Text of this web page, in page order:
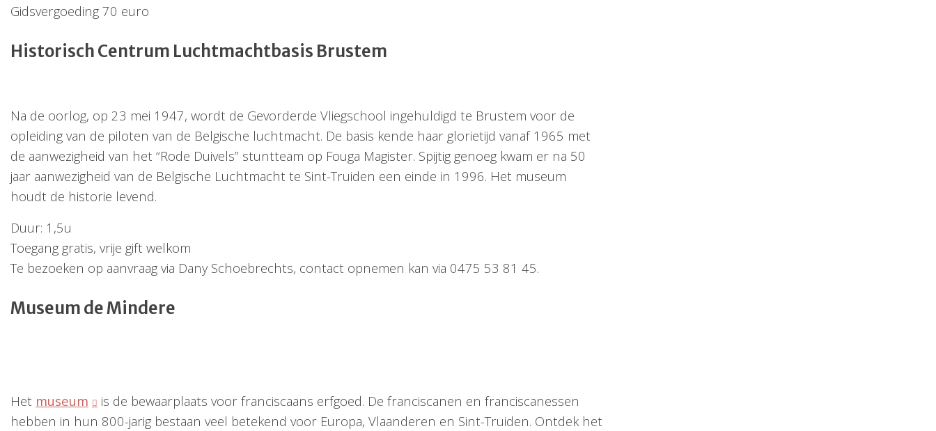
Gidsvergoeding 70 euro
Historisch Centrum Luchtmachtbasis Brustem
Na de oorlog, op 23 mei 1947, wordt de Gevorderde Vliegschool ingehuldigd te Brustem voor de
opleiding van de piloten van de Belgische luchtmacht. De basis kende haar glorietijd vanaf 1965 met
de aanwezigheid van het “Rode Duivels” stuntteam op Fouga Magister. Spijtig genoeg kwam er na 50
jaar aanwezigheid van de Belgische Luchtmacht te Sint-Truiden een einde in 1996. Het museum
houdt de historie levend.
Duur: 1,5u
Toegang gratis, vrije gift welkom
Te bezoeken op aanvraag via Dany Schoebrechts, contact opnemen kan via 0475 53 81 45.
Museum de Mindere
Het museum
is de bewaarplaats voor franciscaans erfgoed. De franciscanen en franciscanessen
hebben in hun 800-jarig bestaan veel betekend voor Europa, Vlaanderen en Sint-Truiden. Ontdek het